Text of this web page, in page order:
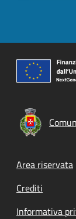
Footer
Area riservata
Crediti
Informativa